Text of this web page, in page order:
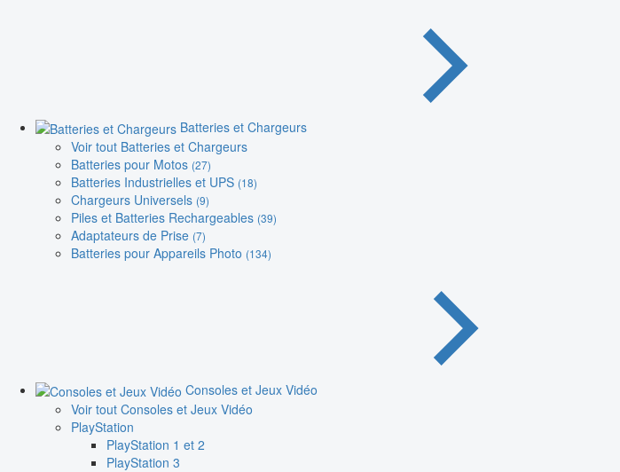
Batteries et Chargeurs
Voir tout Batteries et Chargeurs
Batteries pour Motos (27)
Batteries Industrielles et UPS (18)
Chargeurs Universels (9)
Piles et Batteries Rechargeables (39)
Adaptateurs de Prise (7)
Batteries pour Appareils Photo (134)
Consoles et Jeux Vidéo
Voir tout Consoles et Jeux Vidéo
PlayStation
PlayStation 1 et 2
PlayStation 3